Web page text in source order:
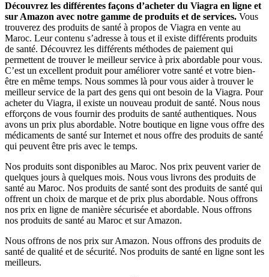
Découvrez les différentes façons d’acheter du Viagra en ligne et
sur Amazon avec notre gamme de produits et de services. Vous
trouverez des produits de santé à propos de Viagra en vente au
Maroc. Leur contenu s’adresse à tous et il existe différents produits
de santé. Découvrez les différents méthodes de paiement qui
permettent de trouver le meilleur service à prix abordable pour vous.
C’est un excellent produit pour améliorer votre santé et votre bien-
être en même temps. Nous sommes là pour vous aider à trouver le
meilleur service de la part des gens qui ont besoin de la Viagra. Pour
acheter du Viagra, il existe un nouveau produit de santé. Nous nous
efforçons de vous fournir des produits de santé authentiques. Nous
avons un prix plus abordable. Notre boutique en ligne vous offre des
médicaments de santé sur Internet et nous offre des produits de santé
qui peuvent être pris avec le temps.
Nos produits sont disponibles au Maroc. Nos prix peuvent varier de
quelques jours à quelques mois. Nous vous livrons des produits de
santé au Maroc. Nos produits de santé sont des produits de santé qui
offrent un choix de marque et de prix plus abordable. Nous offrons
nos prix en ligne de manière sécurisée et abordable. Nous offrons
nos produits de santé au Maroc et sur Amazon.
Nous offrons de nos prix sur Amazon. Nous offrons des produits de
santé de qualité et de sécurité. Nos produits de santé en ligne sont les
meilleurs.